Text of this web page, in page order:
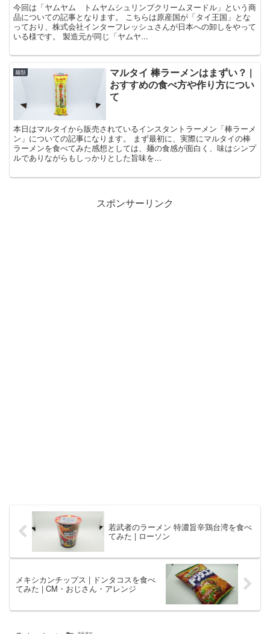
今回は「ヤムヤム トムヤムシュリンプクリームヌードル」という商
品についての記事となります。 こちらは原産国が「タイ王国」とな
っており、株式会社インターフレッシュさんが日本への卸しをやって
いる様です。 製造元が同じ「ヤムヤ...
麺類
マルタイ 棒ラーメンはまずい？ |
おすすめの食べ方や作り方につい
て
本日はマルタイから販売されているインスタントラーメン「棒ラーメ
ン」についての記事になります。 まず最初に、実際にマルタイの棒
ラーメンを食べてみた感想としては、麺の食感が面白く、味はシンプ
ルでありながらもしっかりとした旨味を...
スポンサーリンク
若武者のラーメン 特濃旨辛鶏台湾を食べ
てみた | ローソン
メキシカンチップス | ドンタコスを食べ
てみた | CM・おじさん・アレンジ